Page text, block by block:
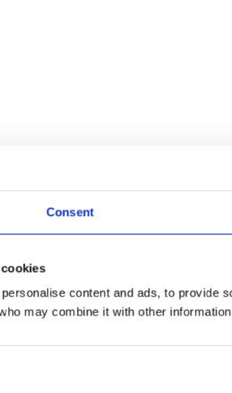
Consent
content and ads, to provide
may combine it with other